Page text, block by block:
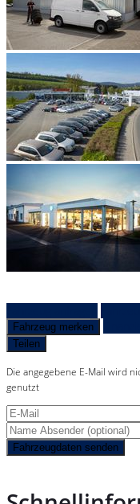
Fahrzeug merken
Teilen
Die angegebene E-Mail wird
genutzt
Fahrzeugdaten senden